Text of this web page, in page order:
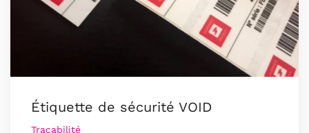
Étiquette de sécurité VOID
Traçabilité